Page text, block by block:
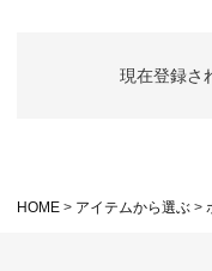
現在登録さ
HOME アイテムから選ぶ